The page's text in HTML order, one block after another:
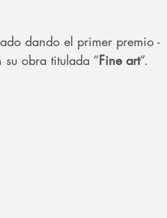
dando el primer premio -
obra titulada “Fine art”.